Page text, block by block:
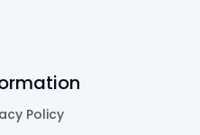
Policy